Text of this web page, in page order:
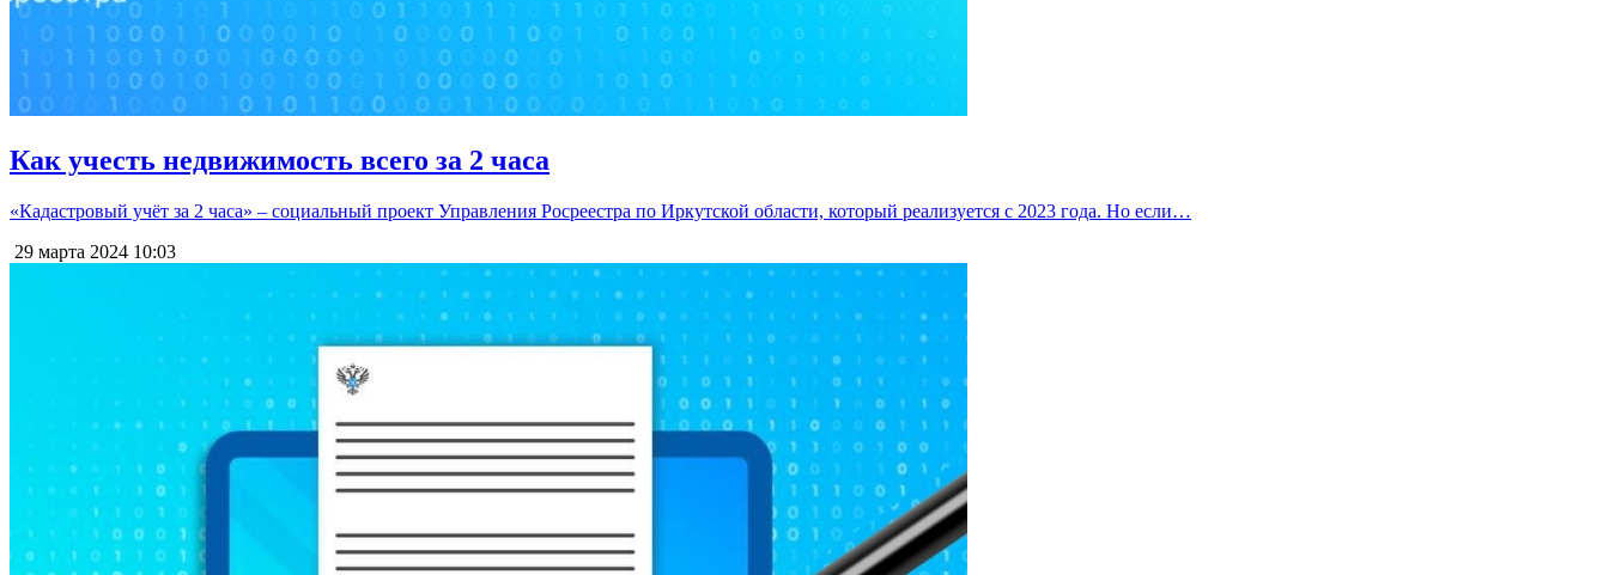
Как учесть недвижимость всего за 2 часа
«Кадастровый учёт за 2 часа» – социальный проект Управления Росреестра по Иркутской области, который реализуется с 2023 года. Но если…
29 марта 2024 10:03